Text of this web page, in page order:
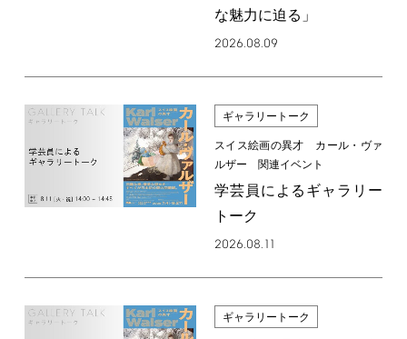
な魅力に迫る」
2026.08.09
ギャラリートーク
スイス絵画の異才 カール・ヴァ
ルザー 関連イベント
学芸員によるギャラリー
トーク
2026.08.11
ギャラリートーク